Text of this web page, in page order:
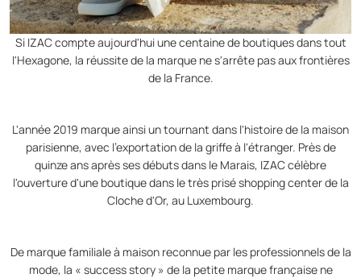
Si IZAC compte aujourd'hui une centaine de boutiques dans tout
l'Hexagone, la réussite de la marque ne s'arrête pas aux frontières
de la France.
L'année 2019 marque ainsi un tournant dans l'histoire de la maison
parisienne, avec l'exportation de la griffe à l'étranger. Près de
quinze ans après ses débuts dans le Marais, IZAC célèbre
l'ouverture d'une boutique dans le très prisé shopping center de la
Cloche d'Or, au Luxembourg.
De marque familiale à maison reconnue par les professionnels de la
mode, la « success story » de la petite marque française ne